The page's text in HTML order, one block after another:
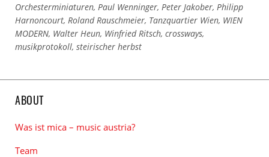
Orchesterminiaturen, Paul Wenninger, Peter Jakober, Philipp
Harnoncourt, Roland Rauschmeier, Tanzquartier Wien, WIEN
MODERN, Walter Heun, Winfried Ritsch, crossways,
musikprotokoll, steirischer herbst
ABOUT
Was ist mica – music austria?
Team